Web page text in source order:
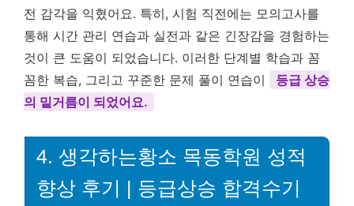
전 감각을 익혔어요. 특히, 시험 직전에는 모의고사를
통해 시간 관리 연습과 실전과 같은 긴장감을 경험하는
것이 큰 도움이 되었습니다. 이러한 단계별 학습과 꼼
꼼한 복습, 그리고 꾸준한 문제 풀이 연습이
등급 상승
의 밑거름이 되었어요.
4. 생각하는황소 목동학원 성적
향상 후기 | 등급상승 합격수기